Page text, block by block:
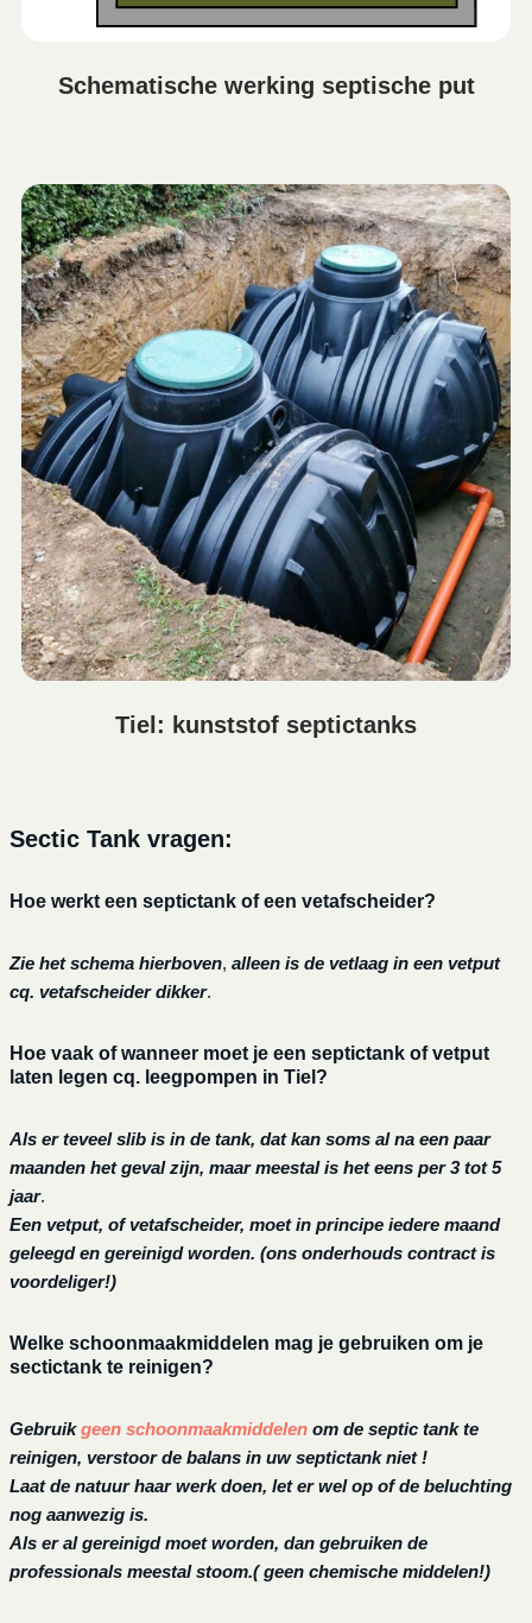
Schematische werking septische put
Tiel: kunststof septictanks
Sectic Tank vragen:
Hoe werkt een septictank of een vetafscheider?
Zie het schema hierboven, alleen is de vetlaag in een vetput
cq. vetafscheider dikker.
Hoe vaak of wanneer moet je een septictank of vetput
laten legen cq. leegpompen in Tiel?
Als er teveel slib is in de tank, dat kan soms al na een paar
maanden het geval zijn, maar meestal is het eens per 3 tot 5
jaar.
Een vetput, of vetafscheider, moet in principe iedere maand
geleegd en gereinigd worden. (ons onderhouds contract is
voordeliger!)
Welke schoonmaakmiddelen mag je gebruiken om je
sectictank te reinigen?
Gebruikgeen schoonmaakmiddelen om de septic tank te
reinigen, verstoor de balans in uw septictank niet !
Laat de natuur haar werk doen, let er wel op of de beluchting
nog aanwezig is.
Als er al gereinigd moet worden, dan gebruiken de
professionals meestal stoom.( geen chemische middelen!)